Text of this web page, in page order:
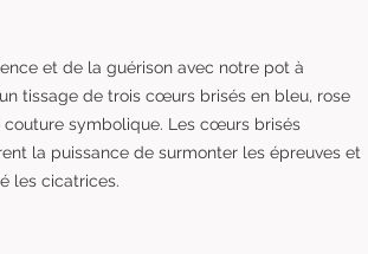
et de la guérison avec notre pot à
tissage de trois cœurs brisés en bleu, rose
couture symbolique. Les cœurs brisés
la puissance de surmonter les épreuves et
les cicatrices.